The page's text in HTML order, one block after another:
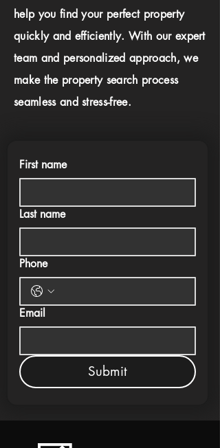
help you find your perfect property
quickly and efficiently. With our expert
team and personalized approach, we
make the property search process
seamless and stress-free.
First name
Last name
Phone
Email
Submit